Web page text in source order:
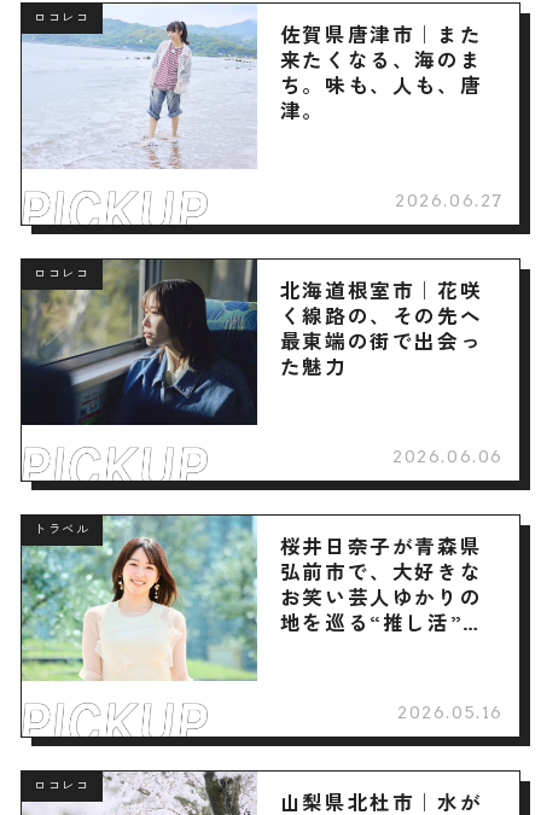
ロコレコ
佐賀県唐津市｜また
来たくなる、海のま
ち。味も、人も、唐
津。
2026.06.27
ロコレコ
北海道根室市｜花咲
く線路の、その先へ
最東端の街で出会っ
た魅力
2026.06.06
トラベル
桜井日奈子が青森県
弘前市で、大好きな
お笑い芸人ゆかりの
地を巡る“推し活”旅
2026.05.16
ロコレコ
山梨県北杜市｜水が